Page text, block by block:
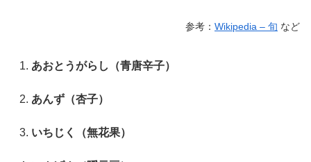
参考： Wikipedia – 旬 など
あおとうがらし（青唐辛子）
あんず（杏子）
いちじく（無花果）